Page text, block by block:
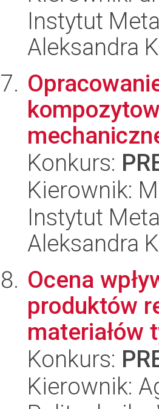
Instytut
Aleksandra
Konkurs:
Kierownik:
Instytut
Aleksandra
Ocena
produktów
materiałów
Konkurs:
Kierownik: